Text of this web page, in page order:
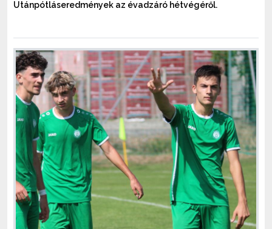
Utánpótláseredmények az évadzáró hétvégéről.